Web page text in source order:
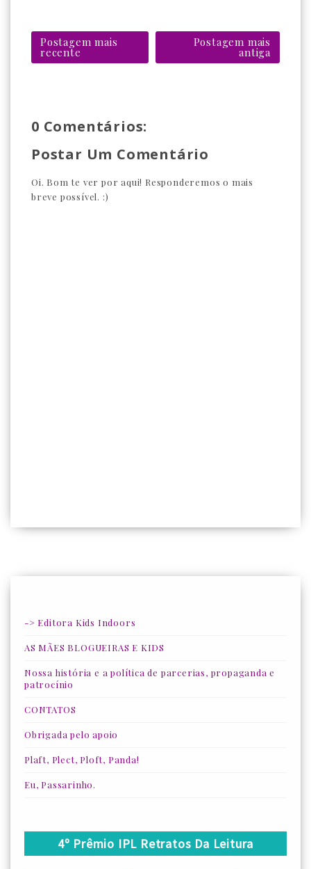
Postagem mais
recente
Postagem mais
antiga
0 Comentários:
Postar Um Comentário
Oi. Bom te ver por aqui! Responderemos o mais
breve possível. :)
-> Editora Kids Indoors
AS MÃES BLOGUEIRAS E KIDS
Nossa história e a política de parcerias, propaganda e
patrocínio
CONTATOS
Obrigada pelo apoio
Plaft, Plect, Ploft, Panda!
Eu, Passarinho.
4º Prêmio IPL Retratos Da Leitura